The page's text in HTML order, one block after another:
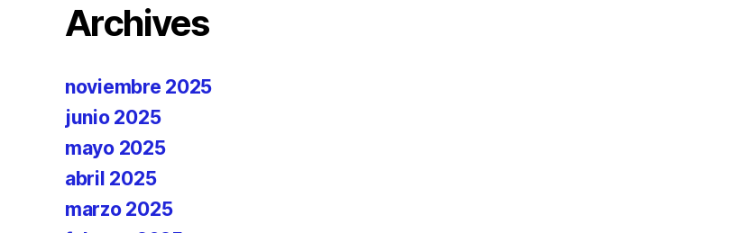
Archives
noviembre 2025
junio 2025
mayo 2025
abril 2025
marzo 2025